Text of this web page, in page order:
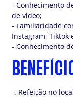
- Conhecimento
de vídeo;
- Familiaridade
Instagram, Tiktok
- Conhecimento
-. Refeição no local